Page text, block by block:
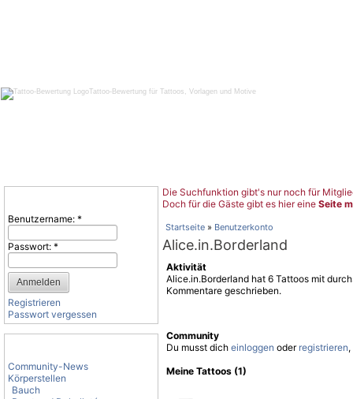
Tattoo-Bewertung für Tattoos, Vorlagen und Motive
Benutzername: *
Passwort: *
Registrieren
Passwort vergessen
Community-News
Körperstellen
Bauch
Die Suchfunktion gibt's nur noch für
Doch für die Gäste gibt es hier eine Seite
Startseite » Benutzerkonto
Alice.in.Borderland
Aktivität
Alice.in.Borderland hat 6 Tattoos mit
Kommentare geschrieben.
Community
Du musst dich einloggen oder registrieren
Meine Tattoos (1)